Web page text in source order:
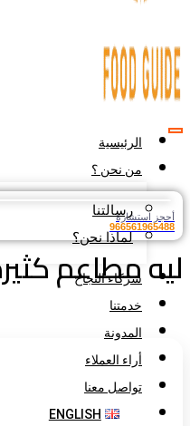
الرئيسية
من نحن ؟
رسالتنا
لماذا نحن؟
شركاء النجاح
خدمتنا
المدونة
أراء العملاء
تواصل معنا
ENGLISH
أحجز استشارة
966561965488
ليه مطاعم